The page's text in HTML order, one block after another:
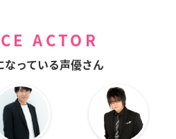
ACTOR
なっている声優さん